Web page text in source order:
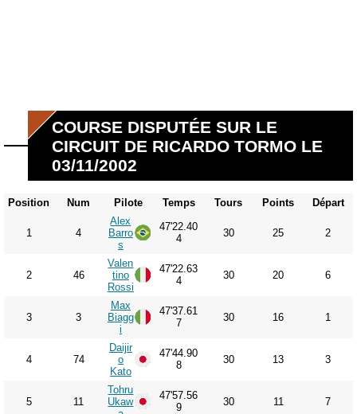
COURSE DISPUTÉE SUR LE
CIRCUIT DE RICARDO TORMO LE
03/11/2002
Position Num Pilote Temps Tours Points Départ
1 4
Alex
Barro
s
47'22.40
4
30 25 2
2 46
Valen
tino
Rossi
47'22.63
4
30 20 6
3 3
Max
Biagg
i
47'37.61
7
30 16 1
4 74
Daijir
o
Kato
47'44.90
8
30 13 3
5 11
Tohru
Ukaw
47'57.56
9
30 11 7